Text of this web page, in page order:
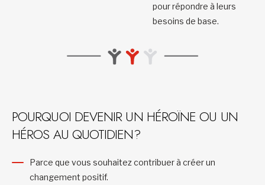
pour répondre à leurs
besoins de base.
POURQUOI DEVENIR UN HÉROÏNE OU UN
HÉROS AU QUOTIDIEN?
Parce que vous souhaitez contribuer à créer un
changement positif.